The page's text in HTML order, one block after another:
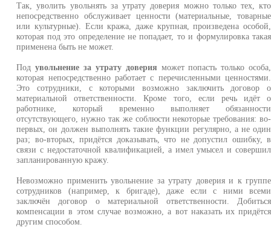
Так, уволить увольнять за утрату доверия можно только тех, кто
непосредственно обслуживает ценности (материальные, товарные
или культурные). Если кража, даже крупная, произведена особой,
которая под это определение не попадает, то и формулировка такая
применена быть не может.
Подувольнение за утрату доверия может попасть только особа,
которая непосредственно работает с перечисленными ценностями.
Это сотрудники, с которыми возможно заключить договор о
материальной ответственности. Кроме того, если речь идёт о
работнике, который временно выполняет обязанности
отсутствующего, нужно так же соблюсти некоторые требования: во-
первых, он должен выполнять такие функции регулярно, а не один
раз; во-вторых, придётся доказывать, что не допустил ошибку, в
связи с недостаточной квалификацией, а имел умысел и совершил
запланированную кражу.
Невозможно применить увольнение за утрату доверия и к группе
сотрудников (например, к бригаде), даже если с ними всеми
заключён договор о материальной ответственности. Добиться
компенсации в этом случае возможно, а вот наказать их придётся
другим способом.